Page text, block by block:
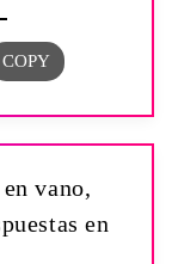
vano,
en